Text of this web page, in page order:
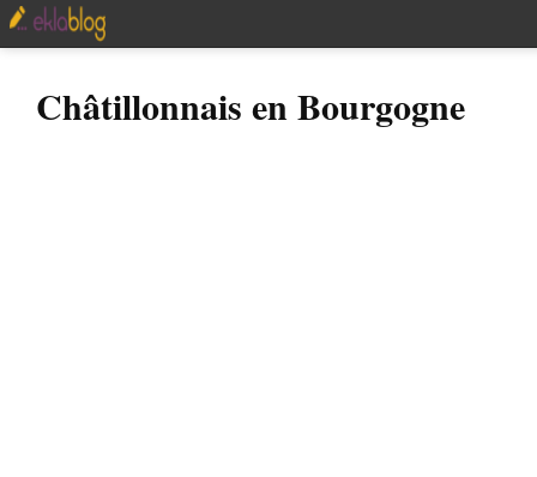
Châtillonnais en Bourgogne